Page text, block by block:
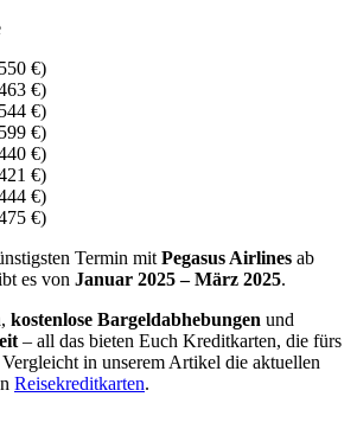
€)
€)
€)
€)
€)
€)
€)
€)
Termin mit Pegasus Airlines ab
es von Januar 2025 – März 2025.
, kostenlose Bargeldabhebungen und
– all das bieten Euch Kreditkarten, die fürs
in unserem Artikel die aktuellen
Reisekreditkarten.